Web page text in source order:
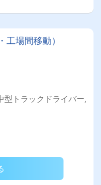
場間移動）
型トラックドライバー,